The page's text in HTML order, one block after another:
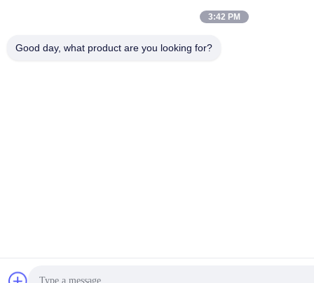
3:42 PM
Good day, what product are you looking for?